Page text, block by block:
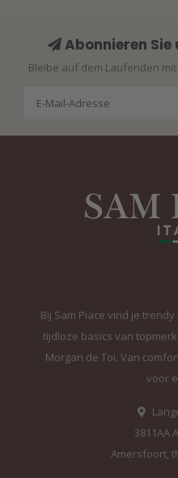
Abonnieren
Bleibe auf dem Laufenden
Bij Sam Piace vind je
tijdloze basics van
Morgan de Toi. Van
voor
3811AA
Amersfoort,